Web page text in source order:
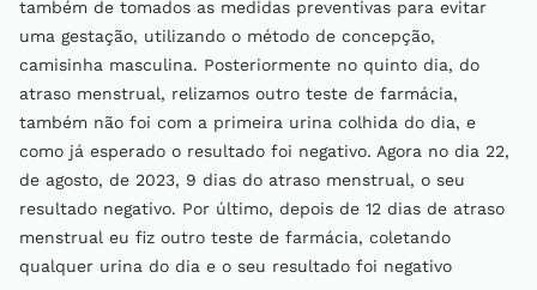
também de tomados as medidas preventivas para evitar
uma gestação, utilizando o método de concepção,
camisinha masculina. Posteriormente no quinto dia, do
atraso menstrual, relizamos outro teste de farmácia,
também não foi com a primeira urina colhida do dia, e
como já esperado o resultado foi negativo. Agora no dia 22,
de agosto, de 2023, 9 dias do atraso menstrual, o seu
resultado negativo. Por último, depois de 12 dias de atraso
menstrual eu fiz outro teste de farmácia, coletando
qualquer urina do dia e o seu resultado foi negativo